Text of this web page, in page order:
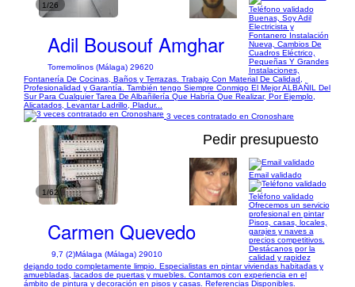
1/26
Adil Bousouf Amghar
Torremolinos (Málaga) 29620
Teléfono validado
Buenas, Soy Adil
Electricista y
Fontanero Instalación
Nueva, Cambios De
Cuadros Eléctrico,
Pequeñas Y Grandes
Instalaciones,
Fontanería De Cocinas, Baños y Terrazas. Trabajo Con Material De Calidad,
Profesionalidad y Garantía. También tengo Siempre Conmigo El Mejor ALBAÑIL Del
Sur Para Cualquier Tarea De Albañilería Que Habría Que Realizar, Por Ejemplo,
Alicatados, Levantar Ladrillo, Pladur...
3 veces contratado en Cronoshare
1/62
Pedir presupuesto
Carmen Quevedo
9,7 (2)Málaga (Málaga) 29010
Email validado
Teléfono validado
Ofrecemos un servicio
profesional en pintar
Pisos, casas, locales,
garajes y naves a
precios competitivos.
Destácanos por la
calidad y rapidez
dejando todo completamente limpio. Especialistas en pintar viviendas habitadas y
amuebladas, lacados de puertas y muebles. Contamos con experiencia en el
ámbito de pintura y decoración en pisos y casas. Referencias Disponibles.